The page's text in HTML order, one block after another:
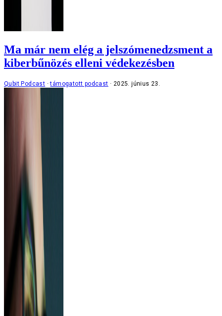
Ma már nem elég a jelszómenedzsment a
kiberbűnözés elleni védekezésben
Qubit Podcast támogatott podcast 2025. június 23.